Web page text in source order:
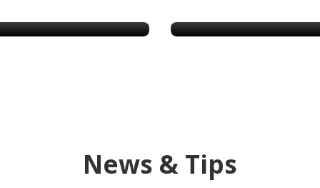
News & Tips